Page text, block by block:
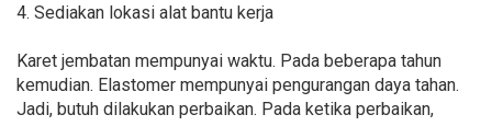
4. Sediakan lokasi alat bantu kerja
Karet jembatan mempunyai waktu. Pada beberapa tahun
kemudian. Elastomer mempunyai pengurangan daya tahan.
Jadi, butuh dilakukan perbaikan. Pada ketika perbaikan,